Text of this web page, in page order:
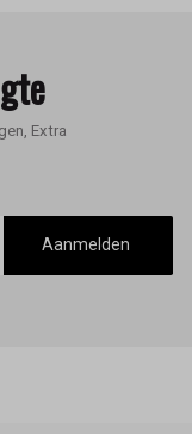
Extra
Aanmelden